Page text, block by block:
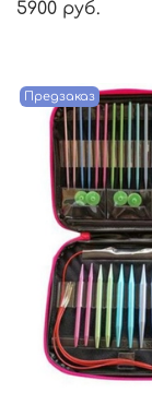
5900 руб.
Предзаказ